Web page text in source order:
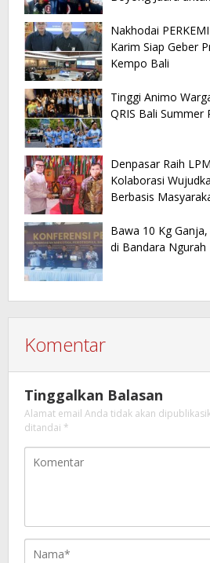
Nakhodai
Karim Siap Geber
Kempo Bali
Tinggi Animo
QRIS Bali Summer
Denpasar Raih
Kolaborasi
Berbasis
Bawa 10 Kg
di Bandara Ngurah
Komentar
Tinggalkan Balasan
Alamat email Anda tidak akan
ditandai *